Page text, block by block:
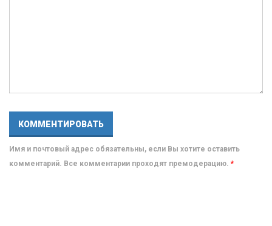
Имя и почтовый адрес обязательны, если Вы хотите оставить
комментарий. Все комментарии проходят премодерацию. *